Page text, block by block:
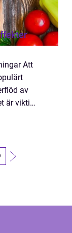
Att
av
är viktigt